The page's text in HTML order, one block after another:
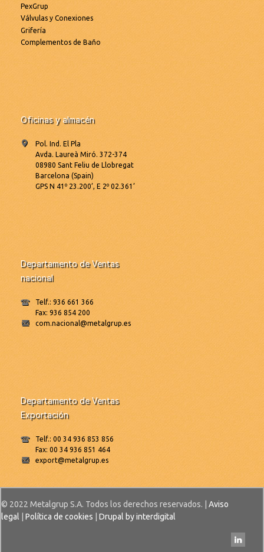
PexGrup
Válvulas y Conexiones
Grifería
Complementos de Baño
Oficinas y almacén
Pol. Ind. El Pla
Avda. Laureà Miró. 372-374
08980 Sant Feliu de Llobregat
Barcelona (Spain)
GPS N 41º 23.200’, E 2º 02.361’
Departamento de Ventas
nacional
Telf.: 936 661 366
Fax: 936 854 200
com.nacional@metalgrup.es
Departamento de Ventas
Exportación
Telf.: 00 34 936 853 856
Fax: 00 34 936 851 464
export@metalgrup.es
© 2022 Metalgrup S.A. Todos los derechos reservados. | Aviso
legal
Política de cookies Drupal by interdigital